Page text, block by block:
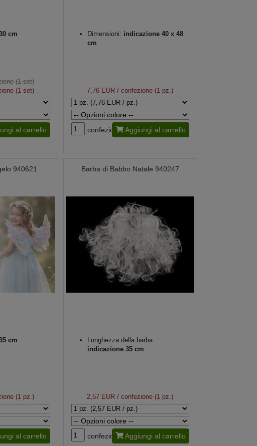
cm
(1 set)
(1 set)
al carrello
Dimensioni: indicazione 40 x 48
cm
7,76 EUR / confezione (1 pz.)
confezione Aggiungi al carrello
940621
cm
(1 pz.)
al carrello
Barba di Babbo Natale 940247
Lunghezza della barba:
indicazione 35 cm
2,57 EUR / confezione (1 pz.)
confezione Aggiungi al carrello